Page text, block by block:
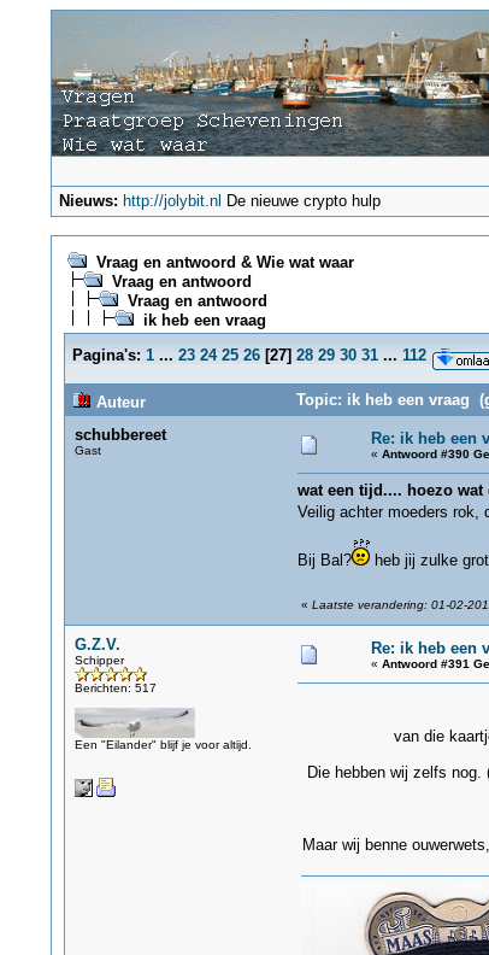
Nieuws: http://jolybit.nl De nieuwe crypto hulp
Vraag en antwoord & Wie wat waar
Vraag en antwoord
Vraag en antwoord
ik heb een vraag
Pagina's: 1 ... 23 24 25 26[27] 28 29 30 31 ... 112
Auteur
Topic: ik heb een vraag
schubbereet
Gast
Re: ik heb een
« Antwoord #390
wat een tijd.... hoezo wat
Veilig achter moeders rok,
Bij Bal? heb jij zulke
« Laatste verandering: 01-02-
G.Z.V.
Schipper
Berichten: 517
Een "Eilander" blijf je voor altijd.
Re: ik heb een
« Antwoord #391
van die
Die hebben wij zelfs nog.
Maar wij benne